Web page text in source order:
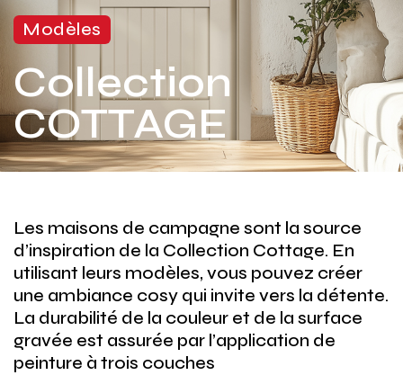
Modèles
Collection
COTTAGE
Les maisons de campagne sont la source
d’inspiration de la Collection Cottage. En
utilisant leurs modèles, vous pouvez créer
une ambiance cosy qui invite vers la détente.
La durabilité de la couleur et de la surface
gravée est assurée par l’application de
peinture à trois couches